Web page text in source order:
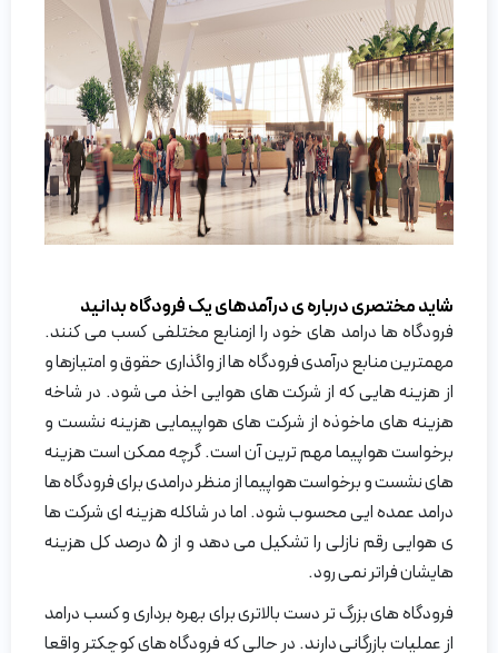
شاید مختصری درباره ی درآمدهای یک فرودگاه بدانید
فرودگاه ها درامد های خود را ازمنابع مختلفی کسب می کنند.
مهمترین منابع درآمدی فرودگاه ها از واگذاری حقوق و امتیازها و
از هزینه هایی که از شرکت های هوایی اخذ می شود. در شاخه
هزینه های ماخوذه از شرکت های هواپیمایی هزینه نشست و
برخواست هواپیما مهم ترین آن است. گرچه ممکن است هزینه
های نشست و برخواست هواپیما از منظر درامدی برای فرودگاه ها
درامد عمده ایی محسوب شود. اما در شاکله هزینه ای شرکت ها
ی هوایی رقم نازلی را تشکیل می دهد و از 5 درصد کل هزینه
هایشان فراتر نمی رود.
فرودگاه های بزرگ تر دست بالاتری برای بهره برداری و کسب درامد
از عملیات بازرگانی دارند. در حالی که فرودگاه های کوچکتر واقعا